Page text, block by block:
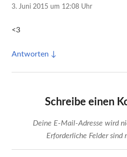
3. Juni 2015 um 12:08 Uhr
<3
Antworten
Schreibe einen
Deine E-Mail-Adresse wird
Erforderliche Felder sind